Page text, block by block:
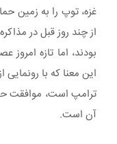
غزه، توپ را به زمین
از چند روز قبل در
بودند، اما تازه
این معنا که با
ترامپ است، موافقت
آن است.